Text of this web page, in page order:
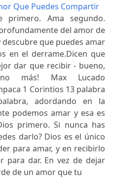
Que Puedes Compartir
primero. Ama segundo.
del amor de
descubre que puedes amar
en el derrame.Dicen que
dar que recibir - bueno,
más! Max Lucado
1 Corintios 13 palabra
adordando en la
podemos amar y esa es
primero. Si nunca has
darlo? Dios es el único
para amar, y en recibirlo
para dar. En vez de dejar
de un amor que tu